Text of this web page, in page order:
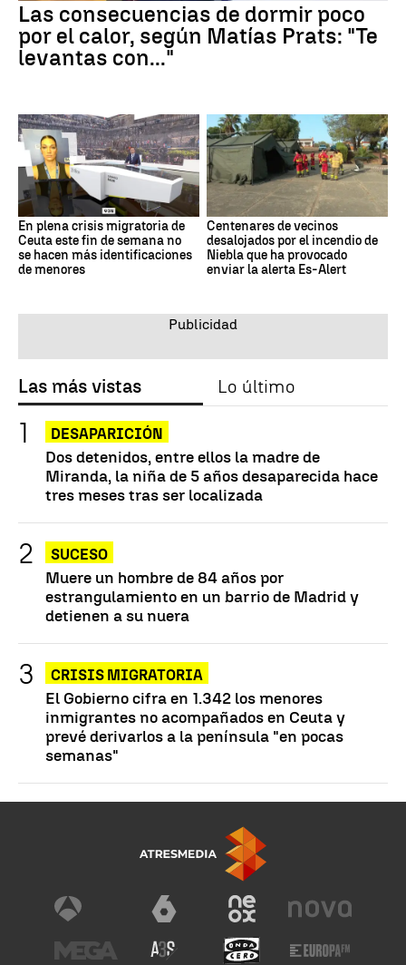
Las consecuencias de dormir poco
por el calor, según Matías Prats: "Te
levantas con..."
En plena crisis migratoria de
Ceuta este fin de semana no
se hacen más identificaciones
de menores
Centenares de vecinos
desalojados por el incendio de
Niebla que ha provocado
enviar la alerta Es-Alert
Las más vistas Lo último
DESAPARICIÓN
Dos detenidos, entre ellos la madre de
Miranda, la niña de 5 años desaparecida hace
tres meses tras ser localizada
SUCESO
Muere un hombre de 84 años por
estrangulamiento en un barrio de Madrid y
detienen a su nuera
CRISIS MIGRATORIA
El Gobierno cifra en 1.342 los menores
inmigrantes no acompañados en Ceuta y
prevé derivarlos a la península "en pocas
semanas"